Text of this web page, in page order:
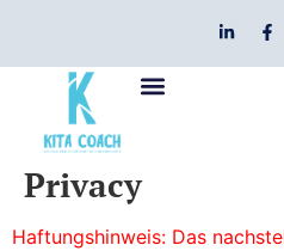
Privacy
Haftungshinweis: Das